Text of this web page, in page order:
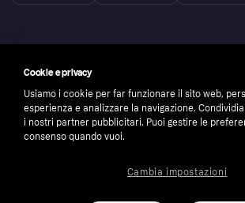
Cookie e privacy
Usiamo i cookie per far funzionare il sito web,
esperienza e analizzare la navigazione.
i nostri partner pubblicitari. Puoi gestire le
consenso quando vuoi.
Cambia impostazioni